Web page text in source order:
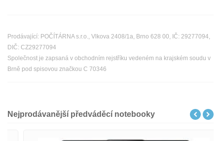
Prodávající: POČÍTÁRNA s.r.o., Vlkova 2408/1a, Brno 628 00, IČ: 29277094,
DIČ: CZ29277094
Společnost je zapsaná v obchodním rejstříku vedeném na krajském soudu v
Brně pod spisovou značkou C 70346
Nejprodávanější předváděcí notebooky